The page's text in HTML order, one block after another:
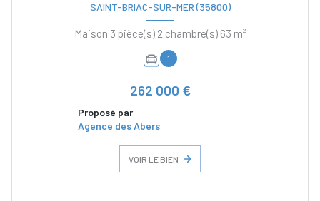
SAINT-BRIAC-SUR-MER (35800)
Maison 3 pièce(s) 2 chambre(s) 63 m²
1
262 000 €
Proposé par
Agence des Abers
VOIR LE BIEN